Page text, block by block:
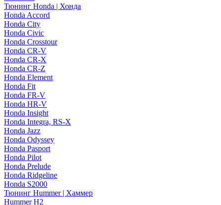
Тюнинг Honda | Хонда
Honda Accord
Honda City
Honda Civic
Honda Crosstour
Honda CR-V
Honda CR-X
Honda CR-Z
Honda Element
Honda Fit
Honda FR-V
Honda HR-V
Honda Insight
Honda Integra, RS-X
Honda Jazz
Honda Odyssey
Honda Pasport
Honda Pilot
Honda Prelude
Honda Ridgeline
Honda S2000
Тюнинг Hummer | Хаммер
Hummer H2